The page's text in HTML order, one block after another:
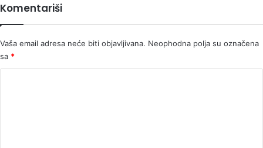
počinio
krivično
Komentariši
Vaša email adresa neće biti objavljivana. Neophodna polja su označena
sa *